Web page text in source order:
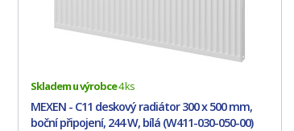
Skladem u výrobce4 ks
MEXEN - C11 deskový radiátor 300 x 500 mm,
boční připojení, 244 W, bílá (W411-030-050-00)